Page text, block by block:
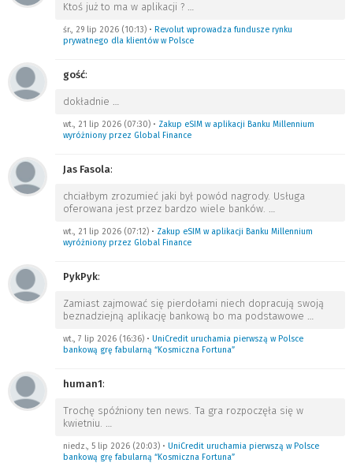
Ktoś już to ma w aplikacji ? …
śr., 29 lip 2026 (10:13) • Revolut wprowadza fundusze rynku
prywatnego dla klientów w Polsce
gość:
dokładnie …
wt., 21 lip 2026 (07:30) • Zakup eSIM w aplikacji Banku Millennium
wyróżniony przez Global Finance
Jas Fasola:
chciałbym zrozumieć jaki był powód nagrody. Usługa
oferowana jest przez bardzo wiele banków. …
wt., 21 lip 2026 (07:12) • Zakup eSIM w aplikacji Banku Millennium
wyróżniony przez Global Finance
PykPyk:
Zamiast zajmować się pierdołami niech dopracują swoją
beznadziejną aplikację bankową bo ma podstawowe …
wt., 7 lip 2026 (16:36) • UniCredit uruchamia pierwszą w Polsce
bankową grę fabularną “Kosmiczna Fortuna”
human1:
Trochę spóźniony ten news. Ta gra rozpoczęła się w
kwietniu. …
niedz., 5 lip 2026 (20:03) • UniCredit uruchamia pierwszą w Polsce
bankową grę fabularną “Kosmiczna Fortuna”